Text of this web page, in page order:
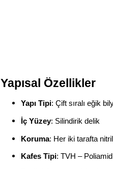
Yapısal Özellikler
Yapı Tipi: Çift sıralı eğik
İç Yüzey: Silindirik delik
Koruma: Her iki tarafta
Kafes Tipi: TVH –